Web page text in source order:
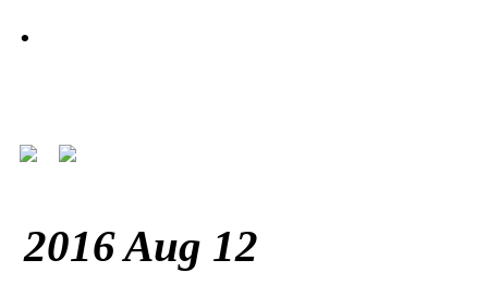
.
2016 Aug 12